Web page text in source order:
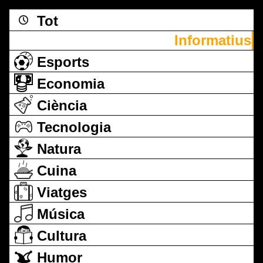
Tot
Informatius
Esports
Economia
Ciència
Tecnologia
Natura
Cuina
Viatges
Música
Cultura
Humor